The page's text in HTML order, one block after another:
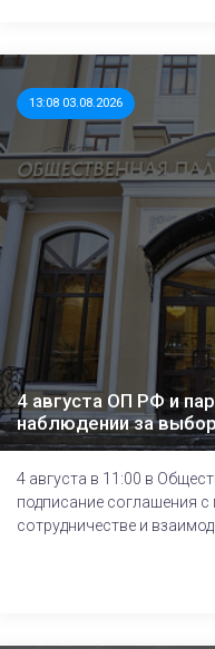
13:08 03.08.2026
4 августа ОП РФ и
наблюдении за
4 августа в 11:00 в
подписание соглашения
сотрудничестве и